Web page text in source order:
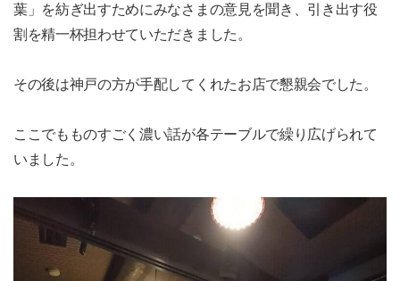
葉」を紡ぎ出すためにみなさまの意見を聞き、引き出す役
割を精一杯担わせていただきました。
その後は神戸の方が手配してくれたお店で懇親会でした。
ここでもものすごく濃い話が各テーブルで繰り広げられて
いました。